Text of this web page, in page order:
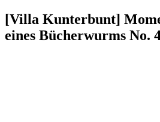
[Villa Kunterbunt]
eines Bücherwurms No.